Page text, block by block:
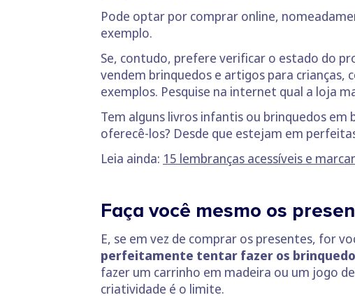
Pode optar por comprar online,
exemplo.
Se, contudo, prefere verificar o estado do
vendem brinquedos e artigos para crianças,
exemplos. Pesquise na internet qual a loja
Tem alguns livros infantis ou brinquedos em
oferecê-los? Desde que estejam em
Leia ainda: 15 lembranças acessíveis e
Faça você mesmo os
E, se em vez de comprar os presentes, for
perfeitamente tentar fazer os
fazer um carrinho em madeira ou um jogo
criatividade é o limite.